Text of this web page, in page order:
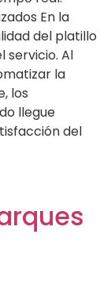
En la
del platillo
servicio. Al
la
los
llegue
del